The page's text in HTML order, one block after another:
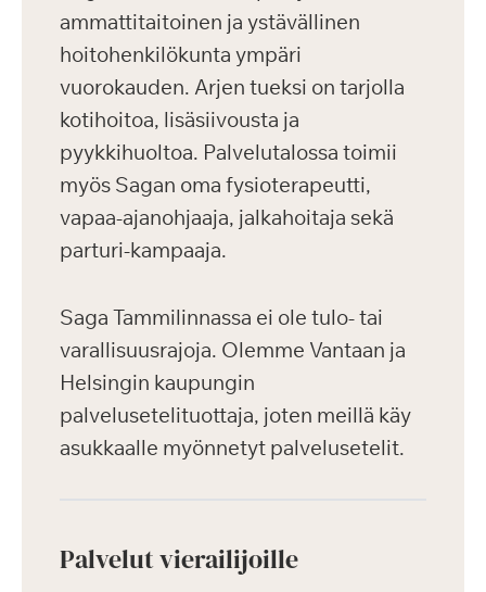
ammattitaitoinen ja ystävällinen
hoitohenkilökunta ympäri
vuorokauden. Arjen tueksi on tarjolla
kotihoitoa, lisäsiivousta ja
pyykkihuoltoa. Palvelutalossa toimii
myös Sagan oma fysioterapeutti,
vapaa-ajanohjaaja, jalkahoitaja sekä
parturi-kampaaja.
Saga Tammilinnassa ei ole tulo- tai
varallisuusrajoja. Olemme Vantaan ja
Helsingin kaupungin
palvelusetelituottaja, joten meillä käy
asukkaalle myönnetyt palvelusetelit.
Palvelut vierailijoille